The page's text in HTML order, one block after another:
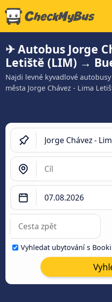
✈ Autobus Jorge
Letiště (LIM) →
Najdi levné kyvadlové
města Jorge Chávez - Lima
Vyhledat ubytování s